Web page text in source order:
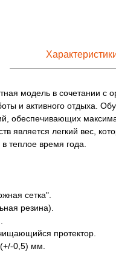
модель в сочетании с
и активного отдыха.
обеспечивающих
легкий вес,
теплое время года.
сетка".
резина).
протектор.
0,5) мм.